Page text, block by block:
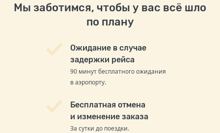
Мы заботимся, чтобы у вас всё шло
по плану
Ожидание в случае
задержки рейса
90 минут бесплатного ожидания
в аэропорту.
Бесплатная отмена
и изменение заказа
За сутки до поездки.